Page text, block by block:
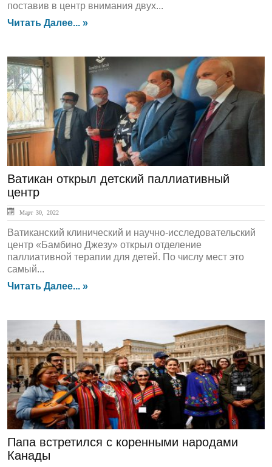
поставив в центр внимания двух...
Читать Далее... »
ЛЕНТА НОВОСТЕЙ
Ватикан открыл детский паллиативный
центр
Март 30, 2022
Ватиканский клинический и научно-исследовательский
центр «Бамбино Джезу» открыл отделение
паллиативной терапии для детей. По числу мест это
самый...
Читать Далее... »
ЛЕНТА НОВОСТЕЙ
Папа встретился с коренными народами
Канады